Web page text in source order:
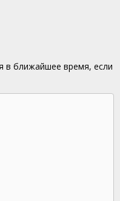
в ближайшее время, если